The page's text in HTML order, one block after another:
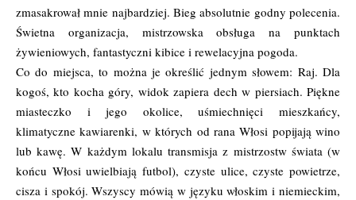
zmasakrował mnie najbardziej. Bieg absolutnie godny polecenia.
Świetna organizacja, mistrzowska obsługa na punktach
żywieniowych, fantastyczni kibice i rewelacyjna pogoda.
Co do miejsca, to można je określić jednym słowem: Raj. Dla
kogoś, kto kocha góry, widok zapiera dech w piersiach. Piękne
miasteczko i jego okolice, uśmiechnięci mieszkańcy,
klimatyczne kawiarenki, w których od rana Włosi popijają wino
lub kawę. W każdym lokalu transmisja z mistrzostw świata (w
końcu Włosi uwielbiają futbol), czyste ulice, czyste powietrze,
cisza i spokój. Wszyscy mówią w języku włoskim i niemieckim,